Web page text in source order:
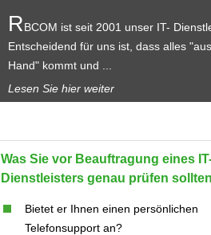
RBCOM ist seit 2001 unser IT-
Entscheidend für uns ist, dass alles
Hand" kommt und ...
Lesen Sie hier weiter
Was Sie vor Beauftragung eines
Dienstleisters genau prüfen
Bietet er Ihnen einen persönlichen
Telefonsupport an?